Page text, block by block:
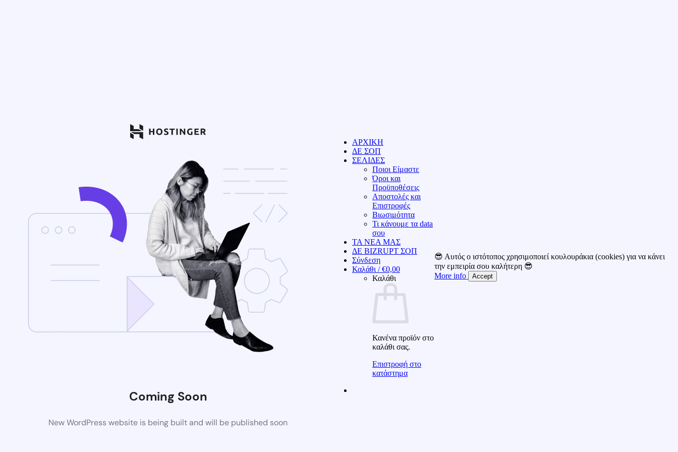
Coming Soon
New WordPress website is being built and will be published soon
ΑΡΧΙΚΗ
ΔΕ ΣΟΠ
ΣΕΛΙΔΕΣ
Ποιοι Είμαστε
Όροι και
Προϋποθέσεις
Αποστολές και
Επιστροφές
Βιωσιμότητα
Τι κάνουμε τα data
σου
ΤΑ ΝΕΑ ΜΑΣ
ΔΕ BIZRUPT ΣΟΠ
Σύνδεση
Καλάθι /€0,00
Καλάθι
Κανένα προϊόν στο
καλάθι σας.
Επιστροφή στο
κατάστημα
😎 Αυτός ο ιστότοπος χρησιμοποιεί κουλουράκια (cookies) για να κάνει
την εμπειρία σου καλήτερη 😎
More info
Accept